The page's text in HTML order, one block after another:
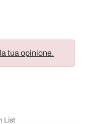
tua opinione.
List